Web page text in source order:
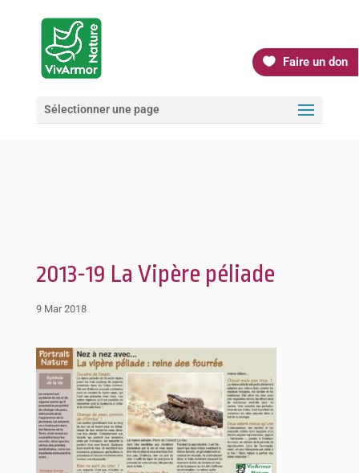
Faire un don
Sélectionner une page
2013-19 La Vipère péliade
9 Mar 2018